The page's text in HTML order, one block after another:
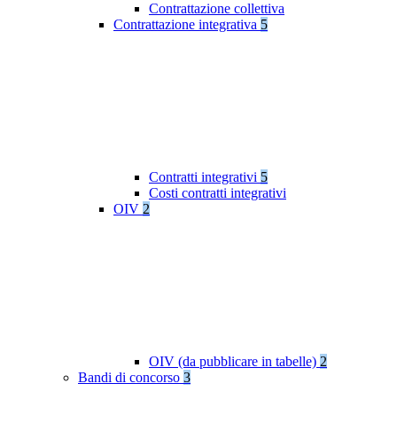
Contrattazione collettiva
Contrattazione integrativa 5
Contratti integrativi 5
Costi contratti integrativi
OIV 2
OIV (da pubblicare in tabelle) 2
Bandi di concorso 3